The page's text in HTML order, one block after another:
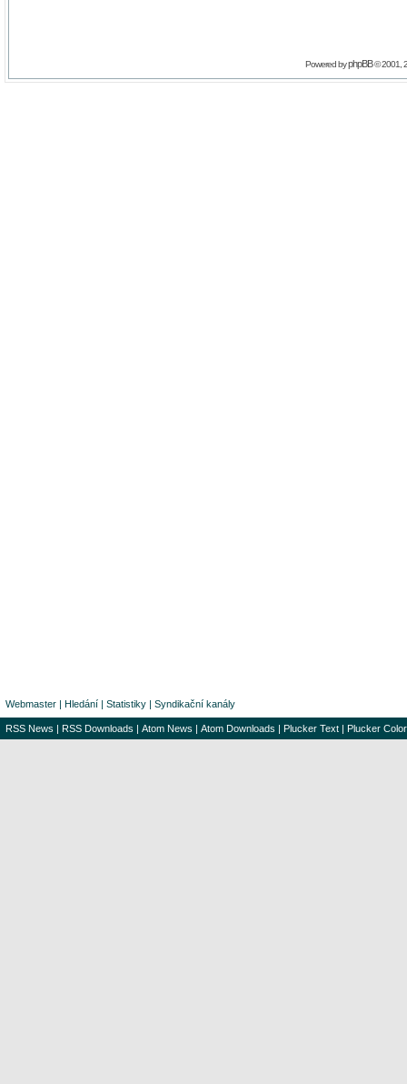
Powered byphpBB© 2001,
Webmaster | Hledání | Statistiky | Syndikační kanály
RSS News | RSS Downloads | Atom News | Atom Downloads | Plucker Text | Plucker Color